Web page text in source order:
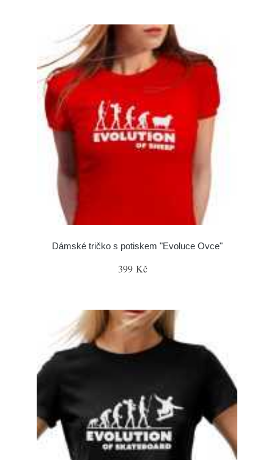
Dámské tričko s potiskem "Evoluce Ovce"
399 Kč